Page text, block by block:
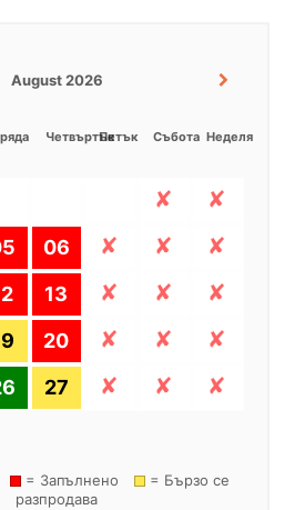
August 2026
ЧетвъртъкПетък Събота Неделя
06
13
20
27
= Запълнено
= Бързо се
разпродава